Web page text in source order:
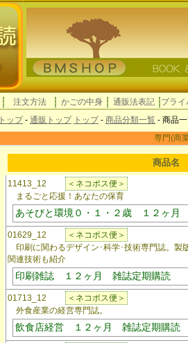
注文方法 かごの中身 通販法表記 プライ
トップ- 通販トップ トップ- 商品分類一覧 - 商品
専門(商
商品名
11413_12
＜ネコポス便＞
まるごと応援！あなたの保育
あそびと環境０・１・２歳 １２ヶ月
01629_12
＜ネコポス便＞
印刷に関わるデザイン･科学･技術専門誌。製
関連技術も紹介
印刷雑誌 １２ヶ月 雑誌定期購読
01713_12
＜ネコポス便＞
外食産業の経営専門誌。
飲食店経営 １２ヶ月 雑誌定期購読